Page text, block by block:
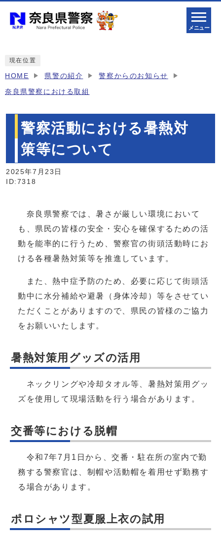
メニュー
現在位置
HOME 県警の紹介 警察からのお知らせ
奈良県警察における取組
警察活動における暑熱対
策等について
2025年7月23日
ID:7318
奈良県警察では、暑さが厳しい環境において
も、県民の皆様の安全・安心を確保するための活
動を能率的に行うため、警察官の街頭活動時にお
ける各種暑熱対策等を推進しています。
また、熱中症予防のため、必要に応じて街頭活
動中に水分補給や避暑（身体冷却）等をさせてい
ただくことがありますので、県民の皆様のご協力
をお願いいたします。
暑熱対策用グッズの活用
ネックリングや冷却タオル等、暑熱対策用グッ
ズを使用して現場活動を行う場合があります。
交番等における脱帽
令和7年7月1日から、交番・駐在所の室内で勤
務する警察官は、制帽や活動帽を着用せず勤務す
る場合があります。
ポロシャツ型夏服上衣の試用